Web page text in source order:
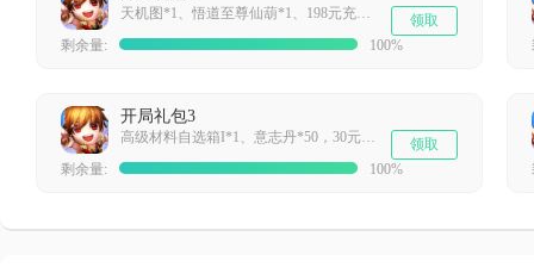
天机图*1、悟道至尊仙葫*1、198元充值卡*1
剩余量:
100%
领取
开局礼包3
高级材料自选箱I*1、意志丹*50，30元充值卡*1
剩余量:
100%
领取